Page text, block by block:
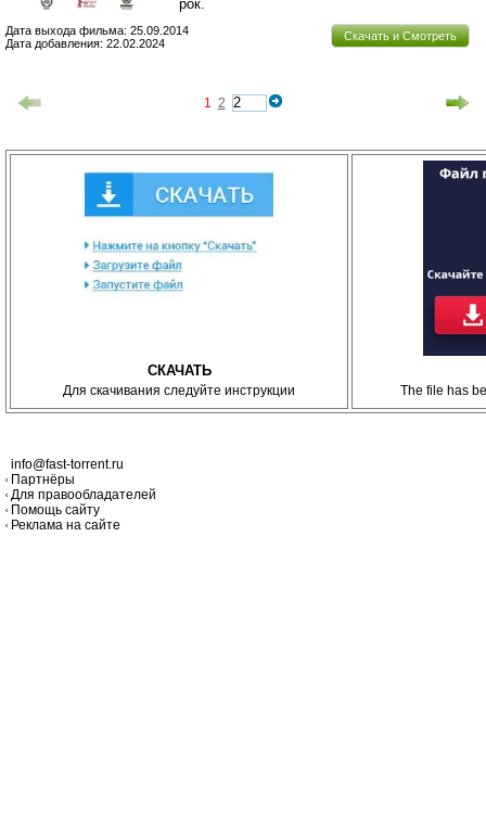
рок.
Скачать и Смотреть
Дата выхода фильма: 25.09.2014
Дата добавления: 22.02.2024
1 2
СКАЧАТЬ
Для скачивания следуйте инструкции The file has
info@fast-torrent.ru
Партнёры
Для правообладателей
Помощь сайту
Реклама на сайте